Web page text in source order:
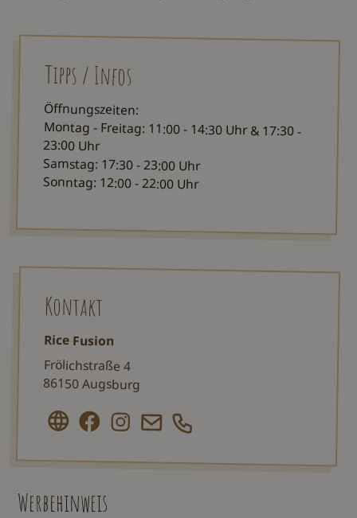
Kontakt
Rice Fusion
Frölichstraße 4
86150 Augsburg
Tipps / Infos
Öffnungszeiten:
Montag - Freitag: 11:00 - 14:30 Uhr & 17:30 -
23:00 Uhr
Samstag: 17:30 - 23:00 Uhr
Sonntag: 12:00 - 22:00 Uhr
Werbehinweis